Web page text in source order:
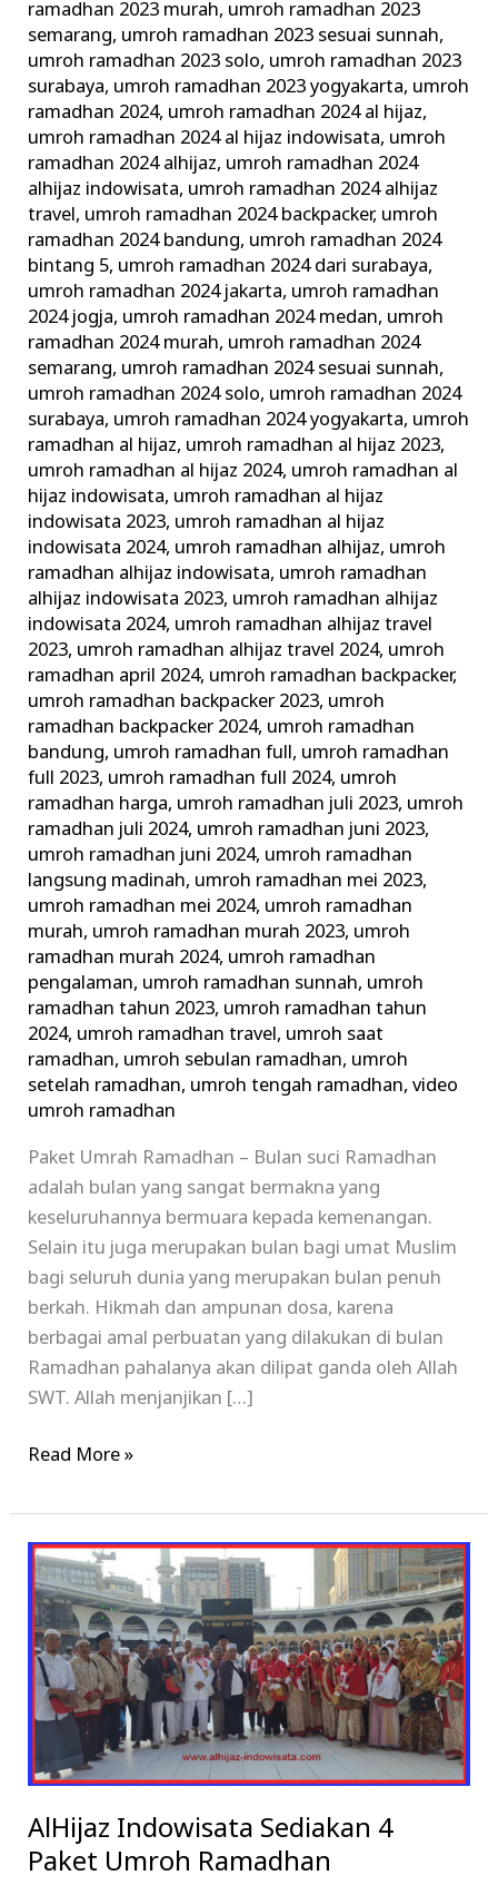
ramadhan 2023 murah, umroh ramadhan 2023
semarang, umroh ramadhan 2023 sesuai sunnah,
umroh ramadhan 2023 solo, umroh ramadhan 2023
surabaya, umroh ramadhan 2023 yogyakarta, umroh
ramadhan 2024, umroh ramadhan 2024 al hijaz,
umroh ramadhan 2024 al hijaz indowisata, umroh
ramadhan 2024 alhijaz, umroh ramadhan 2024
alhijaz indowisata, umroh ramadhan 2024 alhijaz
travel, umroh ramadhan 2024 backpacker, umroh
ramadhan 2024 bandung, umroh ramadhan 2024
bintang 5, umroh ramadhan 2024 dari surabaya,
umroh ramadhan 2024 jakarta, umroh ramadhan
2024 jogja, umroh ramadhan 2024 medan, umroh
ramadhan 2024 murah, umroh ramadhan 2024
semarang, umroh ramadhan 2024 sesuai sunnah,
umroh ramadhan 2024 solo, umroh ramadhan 2024
surabaya, umroh ramadhan 2024 yogyakarta, umroh
ramadhan al hijaz, umroh ramadhan al hijaz 2023,
umroh ramadhan al hijaz 2024, umroh ramadhan al
hijaz indowisata, umroh ramadhan al hijaz
indowisata 2023, umroh ramadhan al hijaz
indowisata 2024, umroh ramadhan alhijaz, umroh
ramadhan alhijaz indowisata, umroh ramadhan
alhijaz indowisata 2023, umroh ramadhan alhijaz
indowisata 2024, umroh ramadhan alhijaz travel
2023, umroh ramadhan alhijaz travel 2024, umroh
ramadhan april 2024, umroh ramadhan backpacker,
umroh ramadhan backpacker 2023, umroh
ramadhan backpacker 2024, umroh ramadhan
bandung, umroh ramadhan full, umroh ramadhan
full 2023, umroh ramadhan full 2024, umroh
ramadhan harga, umroh ramadhan juli 2023, umroh
ramadhan juli 2024, umroh ramadhan juni 2023,
umroh ramadhan juni 2024, umroh ramadhan
langsung madinah, umroh ramadhan mei 2023,
umroh ramadhan mei 2024, umroh ramadhan
murah, umroh ramadhan murah 2023, umroh
ramadhan murah 2024, umroh ramadhan
pengalaman, umroh ramadhan sunnah, umroh
ramadhan tahun 2023, umroh ramadhan tahun
2024, umroh ramadhan travel, umroh saat
ramadhan, umroh sebulan ramadhan, umroh
setelah ramadhan, umroh tengah ramadhan,video
umroh ramadhan
Paket Umrah Ramadhan – Bulan suci Ramadhan
adalah bulan yang sangat bermakna yang
keseluruhannya bermuara kepada kemenangan.
Selain itu juga merupakan bulan bagi umat Muslim
bagi seluruh dunia yang merupakan bulan penuh
berkah. Hikmah dan ampunan dosa, karena
berbagai amal perbuatan yang dilakukan di bulan
Ramadhan pahalanya akan dilipat ganda oleh Allah
SWT. Allah menjanjikan […]
Read More »
AlHijaz Indowisata Sediakan 4
Paket Umroh Ramadhan
AlHijaz
Indowisata
Sediakan
4
Paket
Umroh
Ramadhan